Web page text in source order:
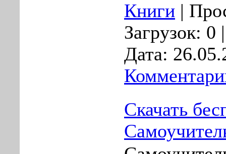
Книги |
Загрузок: 0
Дата:
Скачать